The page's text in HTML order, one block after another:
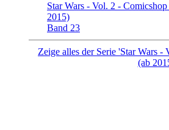
Star Wars - Vol. 2 -
2015)
Band 23
Zeige alles der Serie 'Star Wars
(ab